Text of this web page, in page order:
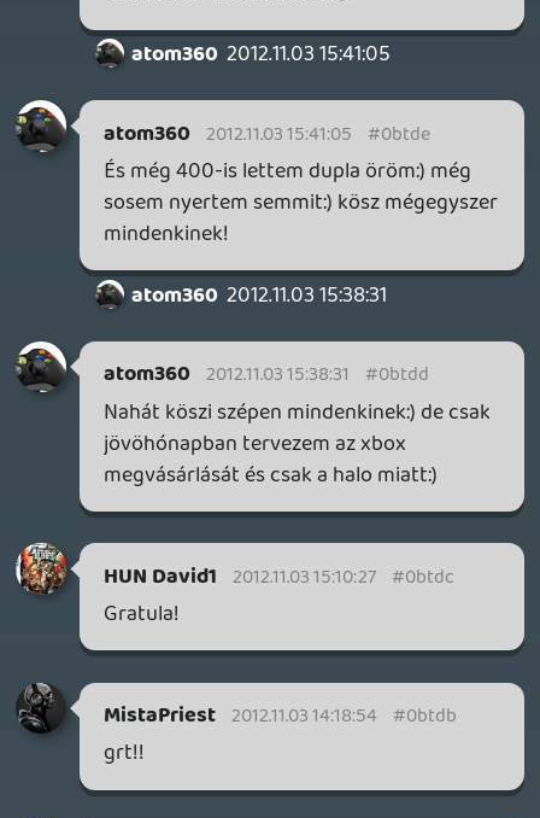
☠️ 94c
még várnak a sorsolással... aki utoljára
rinyál az elmaradt sorsolás miatt, az nyeri
Hoppá, akkor most én is kiestem 😃
zsolt94
ezt most nem értem nem úgy van hogy
xbox live előfizetést kap aki nyer?
SamS 2012.11.02 11:48:33 #0btd3
olyan rohadt jól néz ki mindkét joy, hogy
megtartották maguknak 😃
zsolt94 2012.11.02 09:53:41 #0btd2
Csak semmi nyugalom tartsuk meg a
pánik hangulatot.
IdnaMark
gOben 2012.11.01 16:20:31
Lehet hogy akkor ez elmarad?